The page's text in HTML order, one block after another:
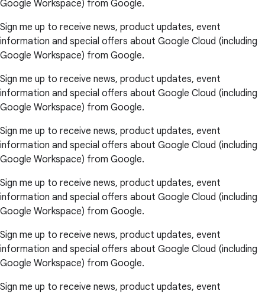
Google Workspace) from Google.
Sign me up to receive news, product updates, event
information and special offers about Google Cloud (including
Google Workspace) from Google.
Sign me up to receive news, product updates, event
information and special offers about Google Cloud (including
Google Workspace) from Google.
Sign me up to receive news, product updates, event
information and special offers about Google Cloud (including
Google Workspace) from Google.
Sign me up to receive news, product updates, event
information and special offers about Google Cloud (including
Google Workspace) from Google.
Sign me up to receive news, product updates, event
information and special offers about Google Cloud (including
Google Workspace) from Google.
Sign me up to receive news, product updates, event